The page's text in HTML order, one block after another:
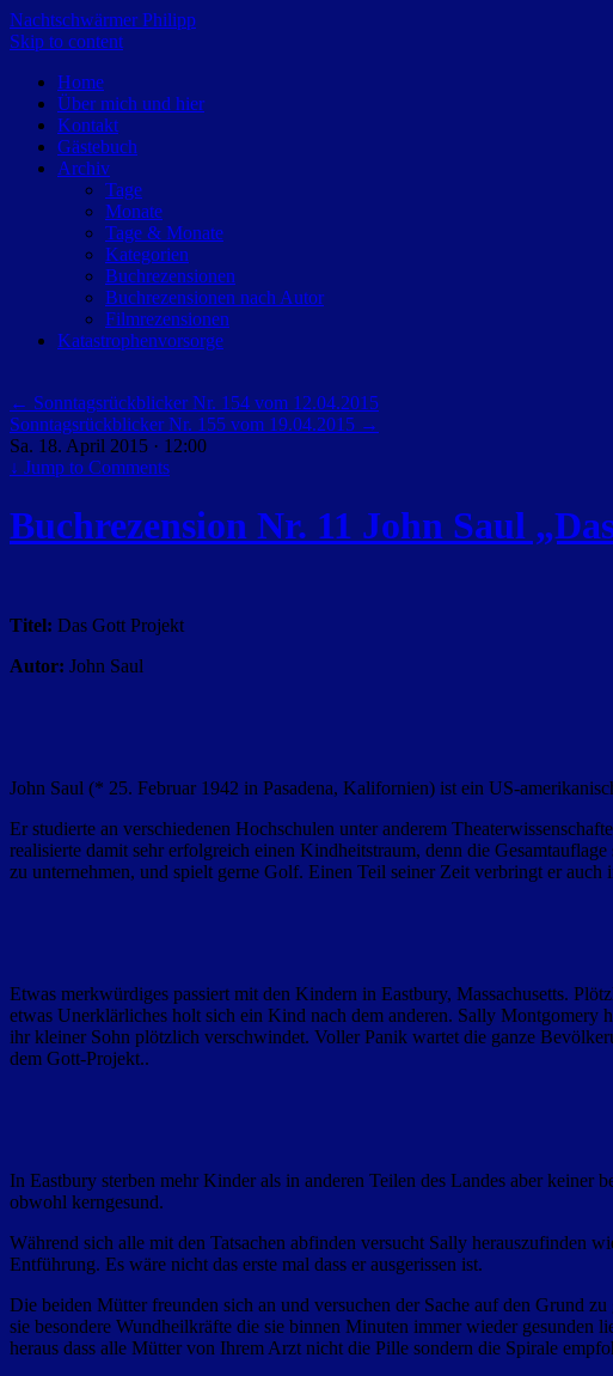
Nachtschwärmer Philipp
Skip to content
Home
Über mich und hier
Kontakt
Gästebuch
Archiv
Tage
Monate
Tage & Monate
Kategorien
Buchrezensionen
Buchrezensionen nach Autor
Filmrezensionen
Katastrophenvorsorge
← Sonntagsrückblicker Nr. 154 vom 12.04.2015
Sonntagsrückblicker Nr. 155 vom 19.04.2015 →
Sa. 18. April 2015 · 12:00
↓ Jump to Comments
Buchrezension Nr. 11 John Saul
Titel: Das Gott Projekt
Autor: John Saul
John Saul (* 25. Februar 1942 in Pasadena, Kalifornien) ist ein US-
Er studierte an verschiedenen Hochschulen unter anderem
realisierte damit sehr erfolgreich einen Kindheitstraum, denn die
zu unternehmen, und spielt gerne Golf. Einen Teil seiner Zeit verbringt er auch
Etwas merkwürdiges passiert mit den Kindern in Eastbury, Massachusetts.
etwas Unerklärliches holt sich ein Kind nach dem anderen. Sally Montgomery
ihr kleiner Sohn plötzlich verschwindet. Voller Panik wartet die ganze
dem Gott-Projekt..
In Eastbury sterben mehr Kinder als in anderen Teilen des Landes aber
obwohl kerngesund.
Während sich alle mit den Tatsachen abfinden versucht Sally herauszufinden
Entführung. Es wäre nicht das erste mal dass er ausgerissen ist.
Die beiden Mütter freunden sich an und versuchen der Sache auf den Grund
sie besondere Wundheilkräfte die sie binnen Minuten immer wieder
heraus dass alle Mütter von Ihrem Arzt nicht die Pille sondern die Spirale